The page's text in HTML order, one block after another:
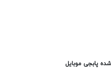
پابجی موبایل